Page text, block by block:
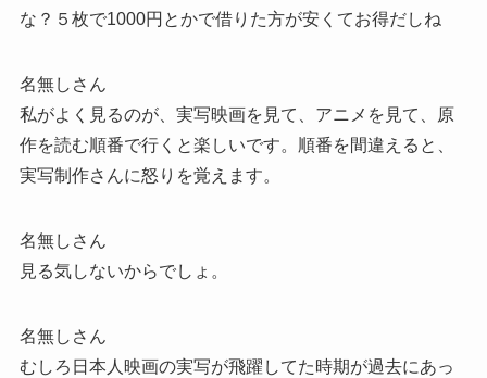
な？５枚で1000円とかで借りた方が安くてお得だしね
名無しさん
私がよく見るのが、実写映画を見て、アニメを見て、原
作を読む順番で行くと楽しいです。順番を間違えると、
実写制作さんに怒りを覚えます。
名無しさん
見る気しないからでしょ。
名無しさん
むしろ日本人映画の実写が飛躍してた時期が過去にあっ